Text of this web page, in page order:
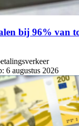
bij 96% van
6 augustus 2026